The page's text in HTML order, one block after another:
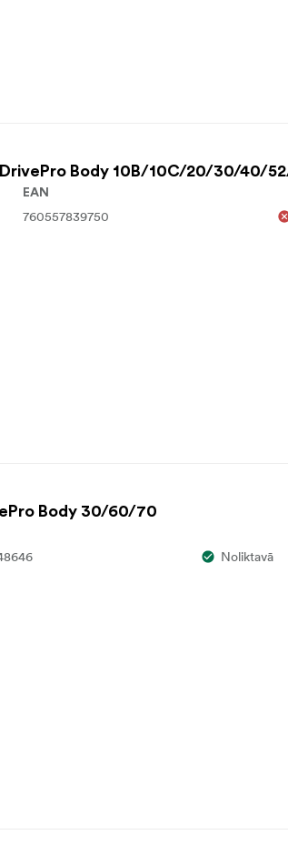
Body 10B/10C/20/30/40/
EAN
760557839750
Body 30/60/70
Noliktavā